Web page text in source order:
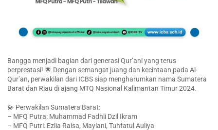
Bangga menjadi bagian dari generasi Qur’ani yang terus
berprestasi! 🌟 Dengan semangat juang dan kecintaan pada Al-
Qur’an, perwakilan dari ICBS siap mengharumkan nama Sumatera
Barat dan Riau di ajang MTQ Nasional Kalimantan Timur 2024.
💫 Perwakilan Sumatera Barat:
– MFQ Putra: Muhammad Fadhli Dzil Ikram
– MFQ Putri: Ezlia Raisa, Maylani, Tuhfatul Auliya